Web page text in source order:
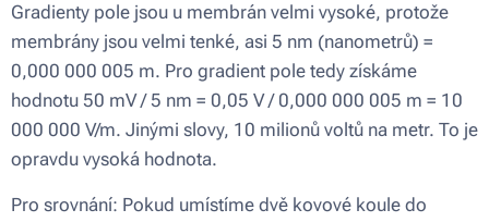
Gradienty pole jsou u membrán velmi vysoké, protože
membrány jsou velmi tenké, asi 5 nm (nanometrů) =
0,000 000 005 m. Pro gradient pole tedy získáme
hodnotu 50 mV / 5 nm = 0,05 V / 0,000 000 005 m = 10
000 000 V/m. Jinými slovy, 10 milionů voltů na metr. To je
opravdu vysoká hodnota.
Pro srovnání: Pokud umístíme dvě kovové koule do